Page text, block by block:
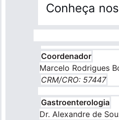
Conheça
Coordenador
Marcelo Rodrigues
CRM/CRO: 57447
Gastroenterologia
Dr. Alexandre de